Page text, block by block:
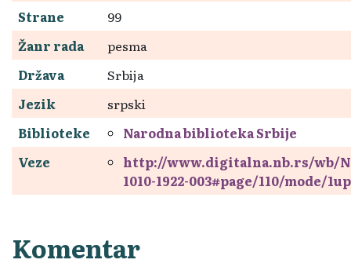
Strane
99
Žanr rada
pesma
Država
Srbija
Jezik
srpski
Biblioteke
Narodna biblioteka Srbije
Veze
http://www.digitalna.nb.rs/wb/
1010-1922-003#page/110/mode/1up
Komentar